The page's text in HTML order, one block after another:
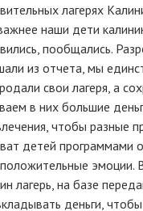
лагерях
наши дети
пообщались.
из отчета, мы
свои лагеря, а
в них большие
чтобы разные
детей программами
эмоции.
лагерь, на базе
деньги,